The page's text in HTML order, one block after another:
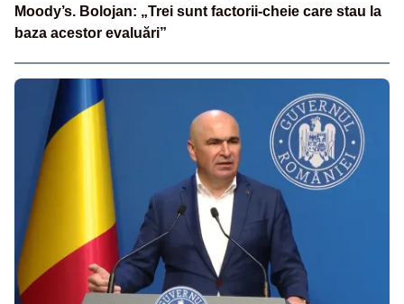
Moody’s. Bolojan: „Trei sunt factorii-cheie care stau la
baza acestor evaluări”